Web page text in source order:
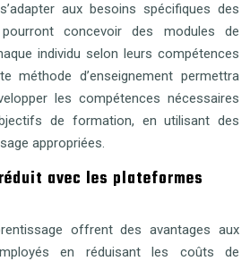
aux besoins spécifiques des
concevoir des modules de
individu selon leurs compétences
méthode d’enseignement permettra
les compétences nécessaires
de formation, en utilisant des
appropriées.
avec les plateformes
offrent des avantages aux
en réduisant les coûts de